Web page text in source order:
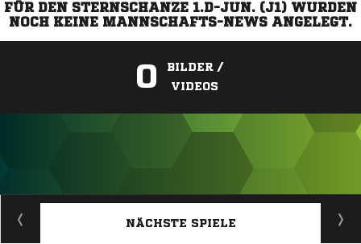
FÜR DEN STERNSCHANZE 1.D-JUN. (J1) WURDEN
NOCH KEINE MANNSCHAFTS-NEWS ANGELEGT.
0
BILDER /
VIDEOS
ANZEIGE
NÄCHSTE SPIELE